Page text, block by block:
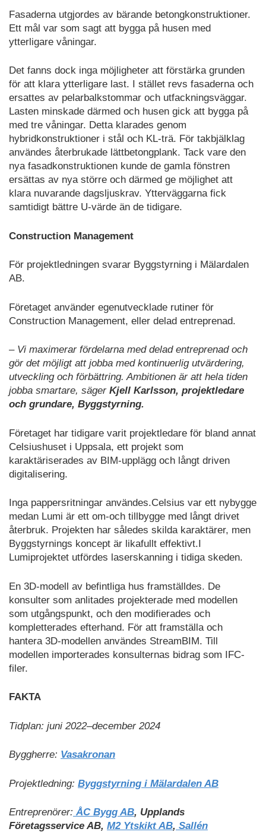
Fasaderna utgjordes av bärande betongkonstruktioner.
Ett mål var som sagt att bygga på husen med
ytterligare våningar.
Det fanns dock inga möjligheter att förstärka grunden
för att klara ytterligare last. I stället revs fasaderna och
ersattes av pelarbalkstommar och utfackningsväggar.
Lasten minskade därmed och husen gick att bygga på
med tre våningar. Detta klarades genom
hybridkonstruktioner i stål och KL-trä. För takbjälklag
användes återbrukade lättbetongplank. Tack vare den
nya fasadkonstruktionen kunde de gamla fönstren
ersättas av nya större och därmed ge möjlighet att
klara nuvarande dagsljuskrav. Ytterväggarna fick
samtidigt bättre U-värde än de tidigare.
Construction Management
För projektledningen svarar Byggstyrning i Mälardalen
AB.
Företaget använder egenutvecklade rutiner för
Construction Management, eller delad entreprenad.
– Vi maximerar fördelarna med delad entreprenad och
gör det möjligt att jobba med kontinuerlig utvärdering,
utveckling och förbättring. Ambitionen är att hela tiden
jobba smartare, säger Kjell Karlsson, projektledare
och grundare, Byggstyrning.
Företaget har tidigare varit projektledare för bland annat
Celsiushuset i Uppsala, ett projekt som
karaktäriserades av BIM-upplägg och långt driven
digitalisering.
Inga pappersritningar användes.Celsius var ett nybygge
medan Lumi är ett om-och tillbygge med långt drivet
återbruk. Projekten har således skilda karaktärer, men
Byggstyrnings koncept är likafullt effektivt.I
Lumiprojektet utfördes laserskanning i tidiga skeden.
En 3D-modell av befintliga hus framställdes. De
konsulter som anlitades projekterade med modellen
som utgångspunkt, och den modifierades och
kompletterades efterhand. För att framställa och
hantera 3D-modellen användes StreamBIM. Till
modellen importerades konsulternas bidrag som IFC-
filer.
FAKTA
Tidplan: juni 2022–december 2024
Byggherre: Vasakronan
Projektledning: Byggstyrning i Mälardalen AB
Entreprenörer: ÅC Bygg AB, Upplands
Företagsservice AB, M2 Ytskikt AB, Sallén